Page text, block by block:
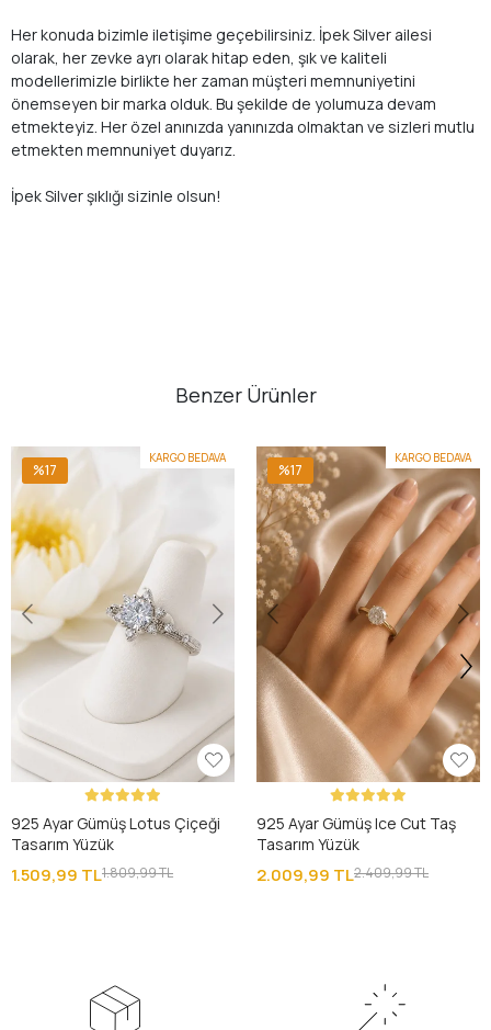
Her konuda bizimle iletişime geçebilirsiniz. İpek Silver ailesi
olarak, her zevke ayrı olarak hitap eden, şık ve kaliteli
modellerimizle birlikte her zaman müşteri memnuniyetini
önemseyen bir marka olduk. Bu şekilde de yolumuza devam
etmekteyiz. Her özel anınızda yanınızda olmaktan ve sizleri mutlu
etmekten memnuniyet duyarız.
İpek Silver şıklığı sizinle olsun!
Benzer Ürünler
KARGO BEDAVA
%17
925 Ayar Gümüş Lotus Çiçeği
Tasarım Yüzük
1.509,99 TL1.809,99 TL
KARGO BEDAVA
%17
925 Ayar Gümüş Ice Cut Taş
Tasarım Yüzük
2.009,99 TL2.409,99 TL